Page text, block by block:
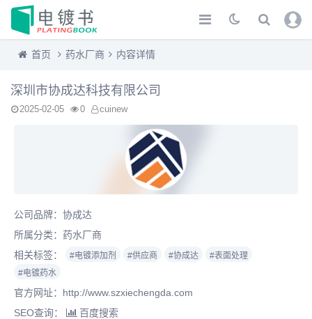
首页 药水厂商 内容详情
深圳市协成达科技有限公司
2025-02-05 0 cuinew
公司品牌：协成达
所属分类： 药水厂商
相关标签：
#电镀添加剂 #供应商 #协成达
#表面处理
#电镀药水
官方网址： http://www.szxiechengda.com
SEO查询：
百度搜索